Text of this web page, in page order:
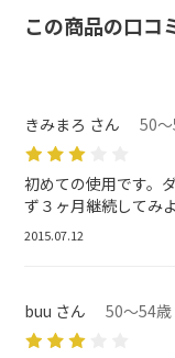
この商品の口コ
きみまろ さん 50
初めての使用です。
ず３ヶ月継続してみ
2015.07.12
buu さん 50～54